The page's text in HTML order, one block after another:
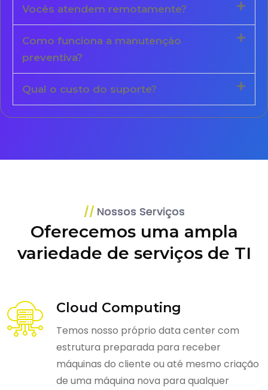
Vocês atendem remotamente?
Como funciona a manutenção
preventiva?
Qual o custo do suporte?
Nossos Serviços
Oferecemos uma ampla
variedade de serviços de TI
Cloud Computing
Temos nosso próprio data center com
estrutura preparada para receber
máquinas do cliente ou até mesmo criação
de uma máquina nova para qualquer